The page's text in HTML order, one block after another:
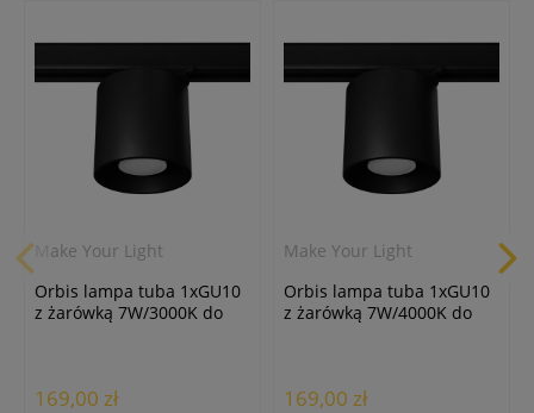
Make Your Light
Orbis lampa tuba 1xGU10
z żarówką 7W/3000K do
169,00 zł
Make Your Light
Orbis lampa tuba 1xGU10
z żarówką 7W/4000K do
169,00 zł